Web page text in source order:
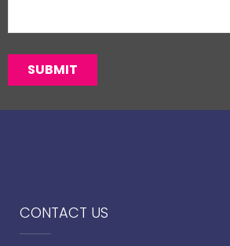
CONTACT US